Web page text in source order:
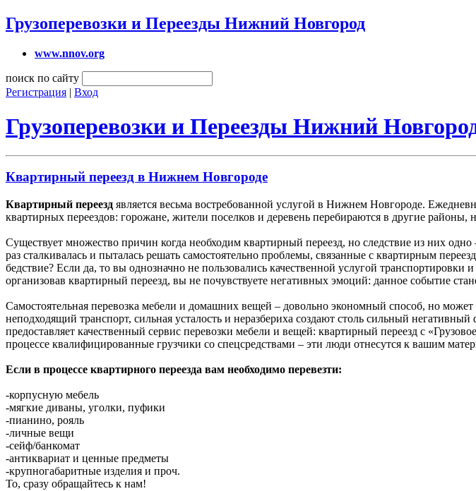
Грузоперевозки и Переезды Нижний Новгород
www.nnov.org
поиск по сайту
Регистрация | Вход
Грузоперевозки и Переезды Нижний
Квартирный переезд в Нижнем Новгороде
Квартирный переезд является весьма востребованной услугой в Нижнем Новгороде.
квартирных переездов: горожане, жители поселков и деревень перебираются в другие
Существует множество причин когда необходим квартирный переезд, но следствие из них
раз сталкивалась и пыталась решать самостоятельно проблемы, связанные с квартирным
бедствие? Если да, то вы однозначно не пользовались качественной услугой
организовав квартирный переезд, вы не почувствуете негативных эмоций: данное событие
Самостоятельная перевозка мебели и домашних вещей – довольно экономный способ, но
неподходящий транспорт, сильная усталость и неразбериха создают столь сильный
предоставляет качественный сервис перевозки мебели и вещей: квартирный переезд с
процессе квалифицированные грузчики со спецсредствами – эти люди отнесутся к вашим
Если в процессе квартирного переезда вам необходимо перевезти:
-корпусную мебель
-мягкие диваны, уголки, пуфики
-пианино, рояль
-личные вещи
-сейф/банкомат
-антиквариат и ценные предметы
-крупногабаритные изделия и проч.
То, сразу обращайтесь к нам!